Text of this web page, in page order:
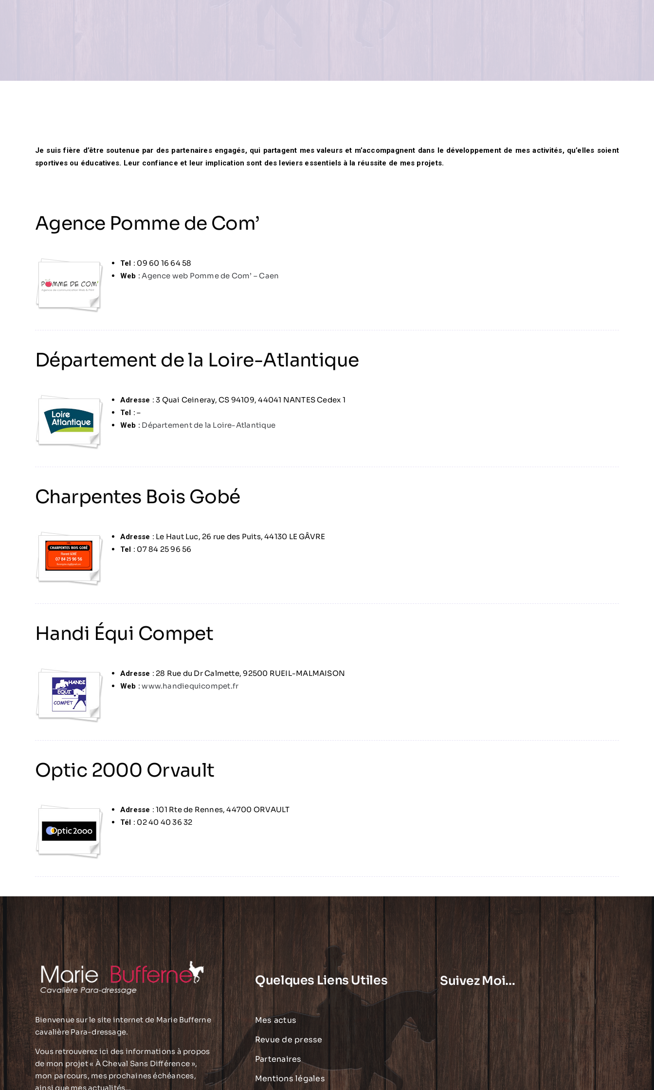
Je suis fière d’être soutenue par des partenaires engagés, qui partagent mes valeurs et m’accompagnent dans le développement de mes activités, qu’elles soient
sportives ou éducatives. Leur confiance et leur implication sont des leviers essentiels à la réussite de mes projets.
Agence Pomme de Com’
Tel : 09 60 16 64 58
Web : Agence web Pomme de Com’ – Caen
Département de la Loire-Atlantique
Adresse : 3 Quai Ceineray, CS 94109, 44041 NANTES Cedex 1
Tel : –
Web : Département de la Loire-Atlantique
Charpentes Bois Gobé
Adresse : Le Haut Luc, 26 rue des Puits, 44130 LE GÂVRE
Tel : 07 84 25 96 56
Handi Équi Compet
Adresse : 28 Rue du Dr Calmette, 92500 RUEIL-MALMAISON
Web : www.handiequicompet.fr
Optic 2000 Orvault
Adresse : 101 Rte de Rennes, 44700 ORVAULT
Tél : 02 40 40 36 32
Bienvenue sur le site internet de Marie Bufferne
cavalière Para-dressage.
Vous retrouverez ici des informations à propos
de mon projet « À Cheval Sans Différence »,
mon parcours, mes prochaines échéances,
ainsi que mes actualités…
Quelques Liens Utiles
Mes actus
Revue de presse
Partenaires
Mentions légales
Suivez Moi…